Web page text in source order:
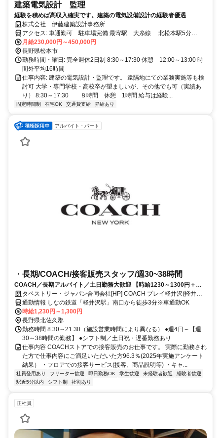
建築電気設計 監理
経験を積めば高収入確実です。建築の電気設備設計の経験者優遇
株式会社 伊藤建築設計事務所
アクセス: 車通勤可 駐車場完備 最寄駅 大糸線 北松本駅5分
中央線 松本駅 15分
月給230,000円～450,000円
長野県松本市
勤務時間・曜日: 完全週休2日制 8:30～17:30 休憩 12:00～13:00 時
間外平均16時間
仕事内容: 建築の電気設計・監理です。 遠隔地にての業務実施等も検
討可 大学・専門学校・高校卒が望ましいが、その他でも可（実績あ
り） 8:30～17:30 ８時間 休憩 1時間 給与は経験...
固定時間制 在宅OK 交通費支給 昇給あり
アルバイト・パート
・長期/COACH/接客販売スタッフ/週30~38時間
COACH／長期アルバイト／土日勤務大歓迎 【時給1230～1300円＋社
割制度有】接客・販売経験者、スキルアップしたい方、大歓迎
タペストリー・ジャパン合同会社[HP] COACH プレイ軽井沢(軽井沢
プリンスショッピングプラザ内)
通勤情報 しなの鉄道「軽井沢駅」南口から徒歩3分※車通勤OK
時給1,230円～1,300円
長野県北佐久郡
勤務時間 8:30～21:30（施設営業時間により異なる） ●週4日～【週
30～38時間の勤務】 ●シフト制／土日祝・遅番勤務あり
仕事内容 COACHストアでの接客販売のお仕事です。 実際に勤務され
た方で仕事内容にご満足いただいた方96.3％(2025年実施アンケート
結果） ・フロアでの接客サービス(接客、商品説明等) ・キャ...
社員登用あり フリーター歓迎 即日勤務OK 学生歓迎 未経験者歓迎
経験者歓迎
駅近5分以内
シフト制 社割あり
正社員